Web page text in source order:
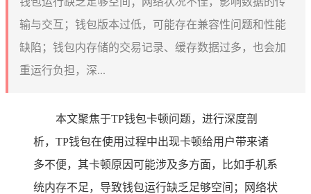
输与交互；钱包版本过低，可能存在兼容性问题和性能
缺陷；钱包内存储的交易记录、缓存数据过多，也会加
重运行负担，深...
本文聚焦于TP钱包卡顿问题，进行深度剖
析，TP钱包在使用过程中出现卡顿给用户带来诸
多不便，其卡顿原因可能涉及多方面，比如手机系
统内存不足，导致钱包运行缺乏足够空间；网络状